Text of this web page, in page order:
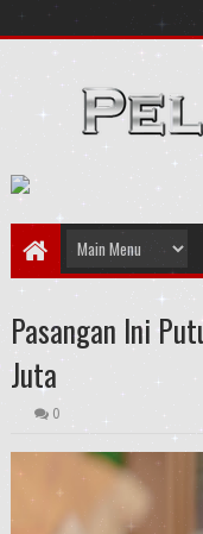
Pasangan Ini
Juta
0